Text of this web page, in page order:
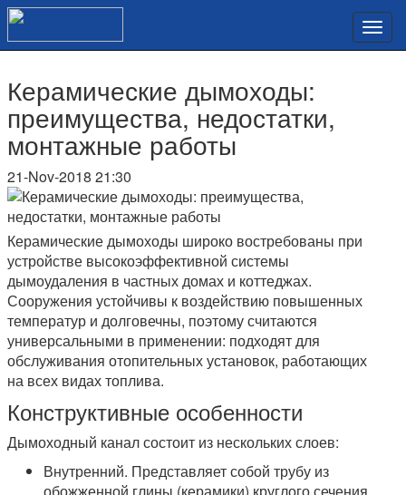
Керамические дымоходы:
преимущества, недостатки,
монтажные работы
21-Nov-2018 21:30
Керамические дымоходы широко востребованы при
устройстве высокоэффективной системы
дымоудаления в частных домах и коттеджах.
Сооружения устойчивы к воздействию повышенных
температур и долговечны, поэтому считаются
универсальными в применении: подходят для
обслуживания отопительных установок, работающих
на всех видах топлива.
Конструктивные особенности
Дымоходный канал состоит из нескольких слоев:
Внутренний. Представляет собой трубу из